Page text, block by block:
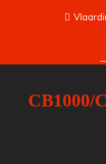
CB1000/